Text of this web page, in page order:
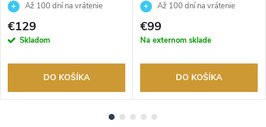
Až 100 dní na vrátenie
tovaru. Autorizovaný predajca.
€129
Skladom
DO KOŠÍKA
Až 100 dní na vrátenie
tovaru. Autorizovaný predajca.
€99
Na externom sklade
DO KOŠÍKA